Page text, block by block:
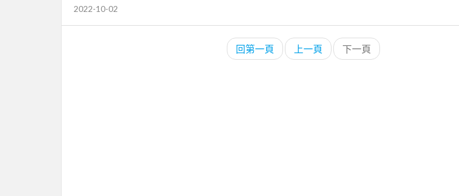
2022-10-02
回第一頁 上一頁 下一頁